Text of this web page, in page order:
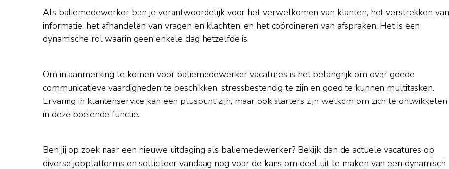
Als baliemedewerker ben je verantwoordelijk voor het verwelkomen van klanten, het verstrekken van
informatie, het afhandelen van vragen en klachten, en het coördineren van afspraken. Het is een
dynamische rol waarin geen enkele dag hetzelfde is.
Om in aanmerking te komen voor baliemedewerker vacatures is het belangrijk om over goede
communicatieve vaardigheden te beschikken, stressbestendig te zijn en goed te kunnen multitasken.
Ervaring in klantenservice kan een pluspunt zijn, maar ook starters zijn welkom om zich te ontwikkelen
in deze boeiende functie.
Ben jij op zoek naar een nieuwe uitdaging als baliemedewerker? Bekijk dan de actuele vacatures op
diverse jobplatforms en solliciteer vandaag nog voor de kans om deel uit te maken van een dynamisch